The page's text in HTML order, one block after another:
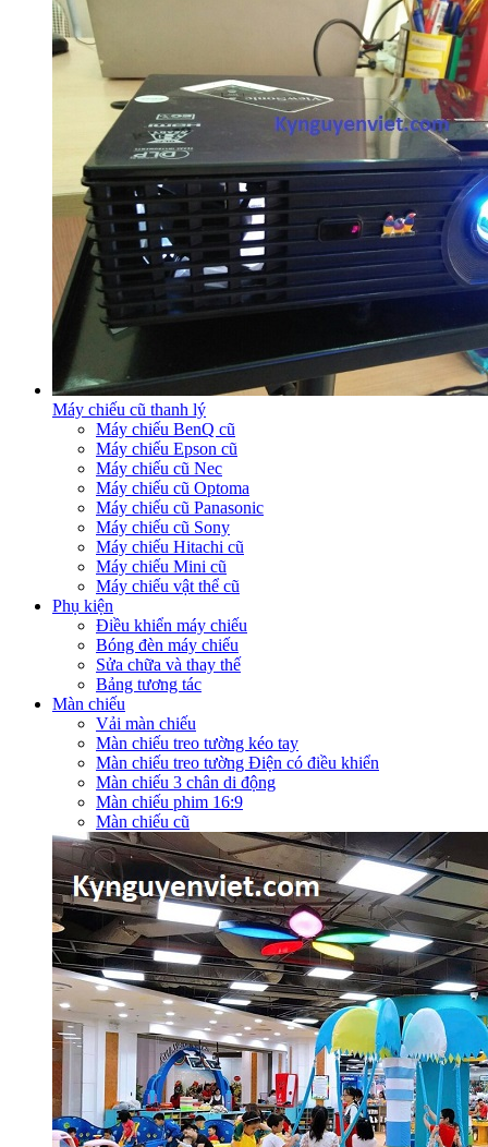
Máy chiếu cũ thanh lý
Máy chiếu BenQ cũ
Máy chiếu Epson cũ
Máy chiếu cũ Nec
Máy chiếu cũ Optoma
Máy chiếu cũ Panasonic
Máy chiếu cũ Sony
Máy chiếu Hitachi cũ
Máy chiếu Mini cũ
Máy chiếu vật thể cũ
Phụ kiện
Điều khiển máy chiếu
Bóng đèn máy chiếu
Sửa chữa và thay thế
Bảng tương tác
Màn chiếu
Vải màn chiếu
Màn chiếu treo tường kéo tay
Màn chiếu treo tường Điện có điều khiển
Màn chiếu 3 chân di động
Màn chiếu phim 16:9
Màn chiếu cũ